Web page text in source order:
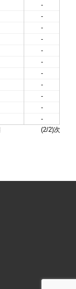
-
-
-
-
-
-
-
-
-
-
-
(2/2)次